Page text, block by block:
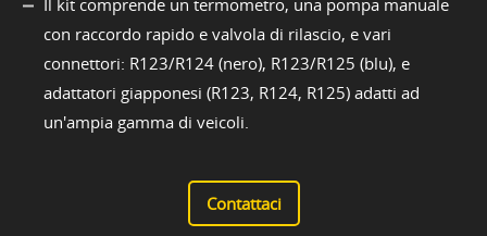
con raccordo rapido e valvola di rilascio, e vari
connettori: R123/R124 (nero), R123/R125 (blu), e
adattatori giapponesi (R123, R124, R125) adatti ad
un'ampia gamma di veicoli.
Contattaci